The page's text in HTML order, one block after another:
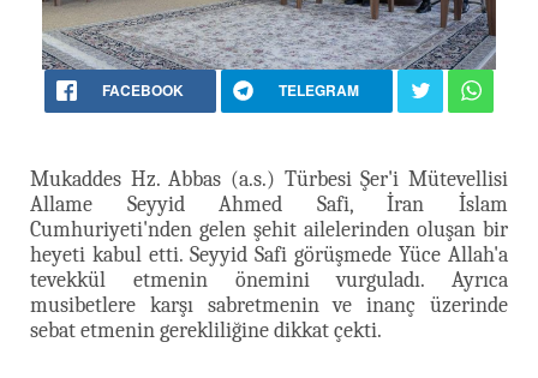
FACEBOOK TELEGRAM
Mukaddes Hz. Abbas (a.s.) Türbesi Şer'i Mütevellisi
Allame Seyyid Ahmed Safi, İran İslam
Cumhuriyeti'nden gelen şehit ailelerinden oluşan bir
heyeti kabul etti. Seyyid Safi görüşmede Yüce Allah'a
tevekkül etmenin önemini vurguladı. Ayrıca
musibetlere karşı sabretmenin ve inanç üzerinde
sebat etmenin gerekliliğine dikkat çekti.